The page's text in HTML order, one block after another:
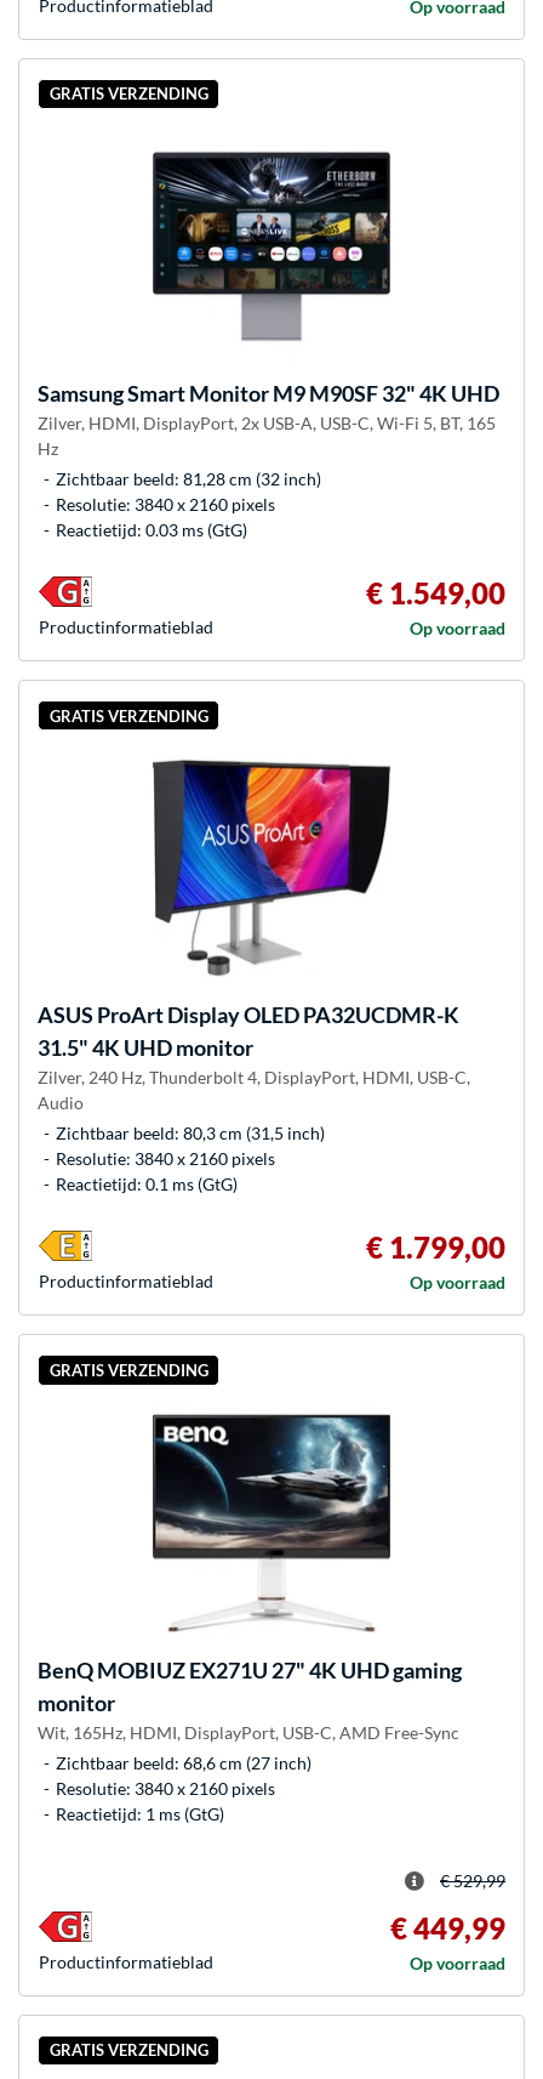
Op voorraad
Product­informatieblad
GRATIS VERZENDING
SamsungSmart Monitor M9 M90SF 32" 4K UHD
Zilver, HDMI, DisplayPort, 2x USB-A, USB-C, Wi-Fi 5, BT, 165
Hz
Zichtbaar beeld: 81,28 cm (32 inch)
Resolutie: 3840 x 2160 pixels
Reactietijd: 0.03 ms (GtG)
€ 1.549,00
Op voorraad
Product­informatieblad
GRATIS VERZENDING
ASUS ProArt Display OLED PA32UCDMR-K
31.5" 4K UHD monitor
Zilver, 240 Hz, Thunderbolt 4, DisplayPort, HDMI, USB-C,
Audio
Zichtbaar beeld: 80,3 cm (31,5 inch)
Resolutie: 3840 x 2160 pixels
Reactietijd: 0.1 ms (GtG)
€ 1.799,00
Op voorraad
Product­informatieblad
GRATIS VERZENDING
BenQMOBIUZ EX271U 27" 4K UHD gaming
monitor
Wit, 165Hz, HDMI, DisplayPort, USB-C, AMD Free-Sync
Zichtbaar beeld: 68,6 cm (27 inch)
Resolutie: 3840 x 2160 pixels
Reactietijd: 1 ms (GtG)
€ 529,99
€ 449,99
Op voorraad
Product­informatieblad
GRATIS VERZENDING